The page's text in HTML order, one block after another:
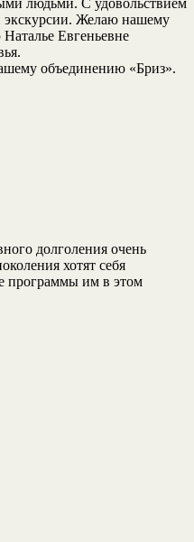
людьми. С удовольствием
экскурсии. Желаю нашему
Евгеньевне
объединению «Бриз».
долголения очень
хотят себя
программы им в этом